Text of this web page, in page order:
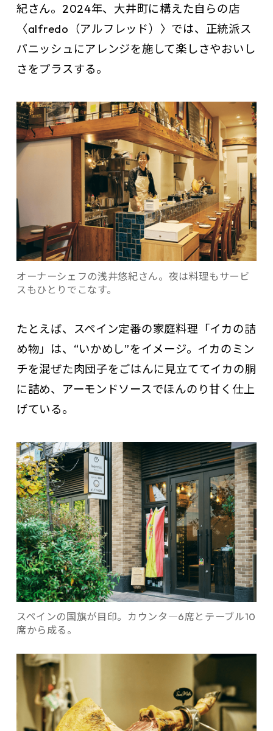
紀さん。2024年、大井町に構えた自らの店
〈alfredo（アルフレッド）〉では、正統派ス
パニッシュにアレンジを施して楽しさやおいし
さをプラスする。
オーナーシェフの浅井悠紀さん。夜は料理もサービ
スもひとりでこなす。
たとえば、スペイン定番の家庭料理「イカの詰
め物」は、“いかめし”をイメージ。イカのミン
チを混ぜた肉団子をごはんに見立ててイカの胴
に詰め、アーモンドソースでほんのり甘く仕上
げている。
スペインの国旗が目印。カウンタ―6席とテーブル10
席から成る。